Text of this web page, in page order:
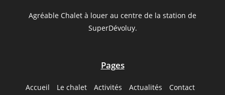
Agréable Chalet à louer au centre de la station de
SuperDévoluy.
Pages
Accueil Le chalet Activités Actualités
Contact